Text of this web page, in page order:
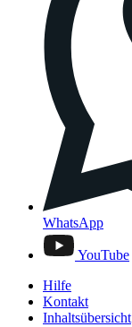
WhatsApp
YouTube
Hilfe
Kontakt
Inhaltsübersicht